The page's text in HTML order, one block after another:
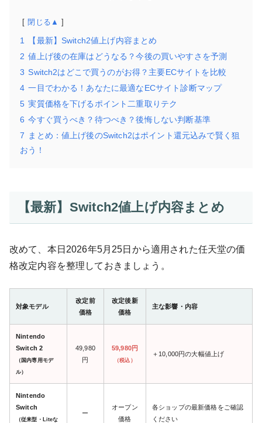
閉じる▲
1
【最新】Switch2値上げ内容まとめ
2 値上げ後の在庫はどうなる？今後の買いやすさを予測
3 Switch2はどこで買うのがお得？主要ECサイトを比較
4 一目でわかる！あなたに最適なECサイト診断マップ
5 実質価格を下げるポイント二重取りテク
6 今すぐ買うべき？待つべき？後悔しない判断基準
7
まとめ：値上げ後のSwitch2はポイント還元込みで賢く狙
おう！
【最新】Switch2値上げ内容まとめ
改めて、本日2026年5月25日から適用された任天堂の価
格改定内容を整理しておきましょう。
対象モデル
改定前
価格
改定後新
価格
主な影響・内容
Nintendo
Switch 2
（国内専用モデ
ル）
49,980
円
59,980円
（税込）
＋10,000円の大幅値上げ
Nintendo
Switch
（従来型・Liteな
ー
オープン
価格
各ショップの最新価格をご確認
ください